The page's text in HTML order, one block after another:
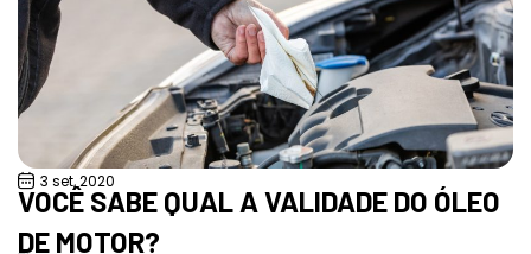
3 set, 2020
VOCÊ SABE QUAL A VALIDADE DO ÓLEO
DE MOTOR?